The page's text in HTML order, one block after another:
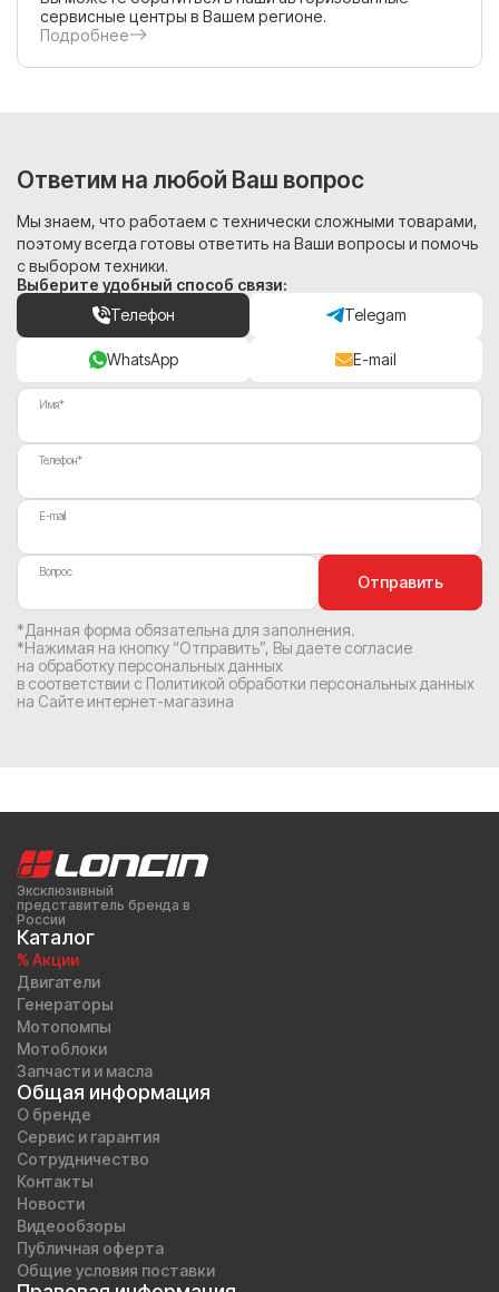
сервисные центры в Вашем регионе.
Подробнее
Ответим на любой Ваш вопрос
Мы знаем, что работаем с технически сложными товарами,
поэтому всегда готовы ответить на Ваши вопросы и помочь
с выбором техники.
Выберите удобный способ связи:
Телефон
Telegam
WhatsApp E-mail
Имя*
Телефон*
E-mail
Вопрос
Отправить
*Данная форма обязательна для заполнения.
*Нажимая на кнопку “Отправить”, Вы даете согласие
на обработку персональных данных
в соответствии с Политикой обработки персональных данных
на Сайте интернет-магазина
Эксклюзивный
представитель бренда в
России
Каталог
% Акции
Двигатели
Генераторы
Мотопомпы
Мотоблоки
Запчасти и масла
Общая информация
О бренде
Сервис и гарантия
Сотрудничество
Контакты
Новости
Видеообзоры
Публичная оферта
Общие условия поставки